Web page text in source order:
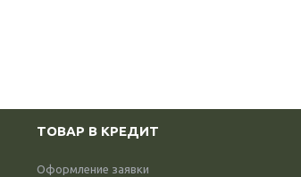
ТОВАР В КРЕДИТ
Оформление заявки